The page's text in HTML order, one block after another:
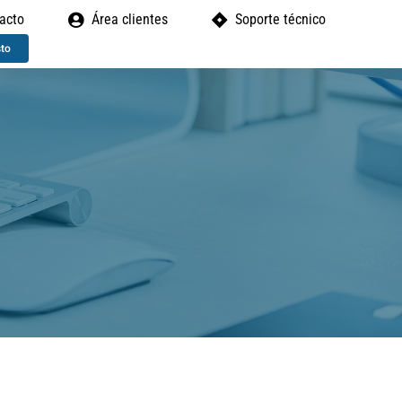
Área clientes Soporte técnico